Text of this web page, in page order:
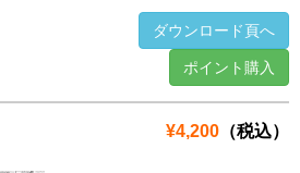
ダウンロード頁へ
ポイント購入
¥4,200 （税込）